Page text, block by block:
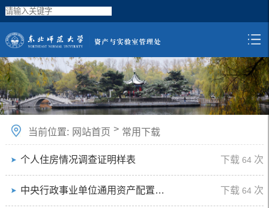
当前位置: 网站首页 > 常用下载
个人住房情况调查证明样表 下载64 次
中央行政事业单位通用资产配置标准 下载64 次